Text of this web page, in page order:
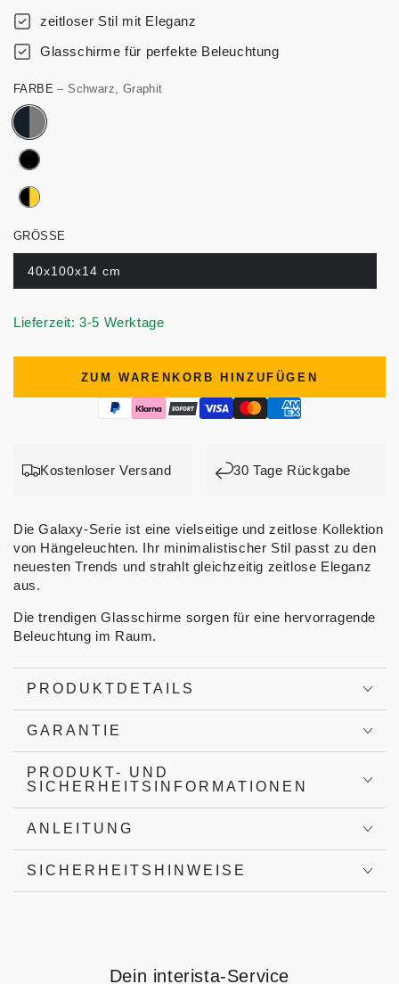
zeitloser Stil mit Eleganz
Glasschirme für perfekte Beleuchtung
FARBE– Schwarz, Graphit
GRÖSSE
40x100x14 cm
Lieferzeit: 3-5 Werktage
ZUM WARENKORB HINZUFÜGEN
Kostenloser Versand 30 Tage Rückgabe
Die Galaxy-Serie ist eine vielseitige und zeitlose Kollektion
von Hängeleuchten. Ihr minimalistischer Stil passt zu den
neuesten Trends und strahlt gleichzeitig zeitlose Eleganz
aus.
Die trendigen Glasschirme sorgen für eine hervorragende
Beleuchtung im Raum.
PRODUKTDETAILS
GARANTIE
PRODUKT- UND
SICHERHEITSINFORMATIONEN
ANLEITUNG
SICHERHEITSHINWEISE
Dein interista-Service